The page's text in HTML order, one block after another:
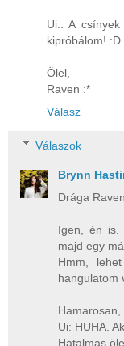
Ui.: A
kipróbálom! :D
Ölel,
Raven :*
Válasz
Válaszok
Brynn
Drága
Igen, én is.
majd egy
Hmm,
hangulatom
Hamarosan,
Ui: HUHA.
Hatalmas